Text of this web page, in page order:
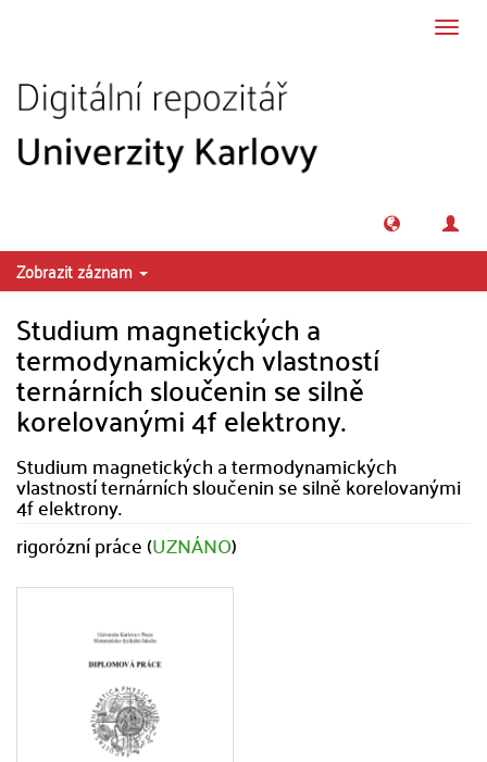
Zobrazit záznam
Studium magnetických a
termodynamických vlastností
ternárních sloučenin se silně
korelovanými 4f elektrony.
Studium magnetických a termodynamických
vlastností ternárních sloučenin se silně korelovanými
4f elektrony.
rigorózní práce (UZNÁNO)